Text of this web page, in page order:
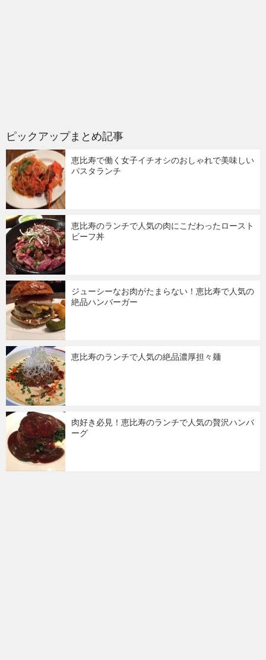
ピックアップまとめ記事
恵比寿で働く女子イチオシのおしゃれで美味しい
パスタランチ
恵比寿のランチで人気の肉にこだわったロースト
ビーフ丼
ジューシーなお肉がたまらない！恵比寿で人気の
絶品ハンバーガー
恵比寿のランチで人気の絶品濃厚担々麺
肉好き必見！恵比寿のランチで人気の贅沢ハンバ
ーグ